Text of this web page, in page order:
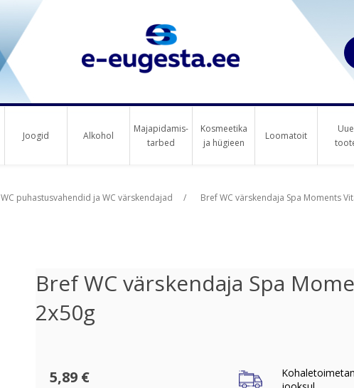
Joogid Alkohol
Majapidamis-
tarbed
Kosmeetika
ja hügieen
Loomatoit
WC puhastusvahendid ja WC värskendajad / Bref WC värskendaja Spa Moments
Bref WC värskendaja Spa
2x50g
5,89 €